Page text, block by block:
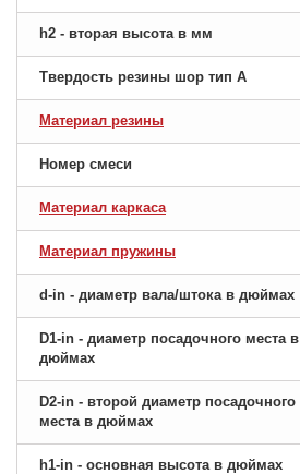
h2 - вторая высота в мм
Твердость резины шор тип A
Материал резины
Номер смеси
Материал каркаса
Материал пружины
d-in - диаметр вала/штока в дюймах
D1-in - диаметр посадочного места в
дюймах
D2-in - второй диаметр посадочного
места в дюймах
h1-in - основная высота в дюймах